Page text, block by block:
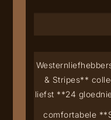
& Stripes**
liefst **24
comfortabele